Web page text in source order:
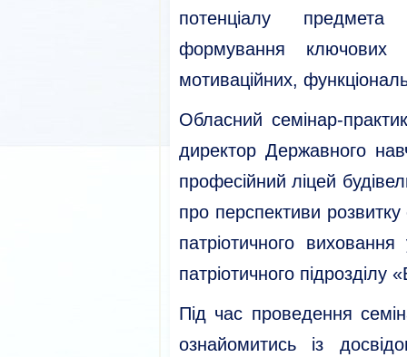
потенціалу
формування ключових
мотиваційних,
Обласний семінар-
директор Державного
професійний ліцей
про перспективи розвитку
патріотичного
патріотичного підрозділу
Під час проведення
ознайомитись із